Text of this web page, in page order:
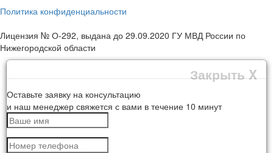
Политика конфиденциальности
Лицензия № О-292, выдана до 29.09.2020 ГУ МВД России по
Нижегородской области
Закрыть X
Оставьте заявку на консультацию
и наш менеджер свяжется с вами в течение 10 минут